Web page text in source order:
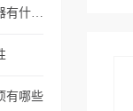
干式变压器‍和油浸式变压器有什么区别？
有哪些